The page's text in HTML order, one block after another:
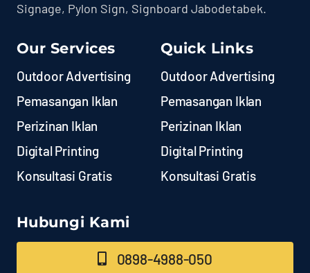
Signage, Pylon Sign, Signboard Jabodetabek.
Our Services
Outdoor Advertising
Pemasangan Iklan
Perizinan Iklan
Digital Printing
Konsultasi Gratis
Quick Links
Outdoor Advertising
Pemasangan Iklan
Perizinan Iklan
Digital Printing
Konsultasi Gratis
Hubungi Kami
0898-4988-050